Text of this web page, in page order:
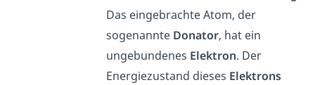
Das eingebrachte Atom, der
sogenannte Donator, hat ein
ungebundenes Elektron. Der
Energiezustand dieses Elektrons